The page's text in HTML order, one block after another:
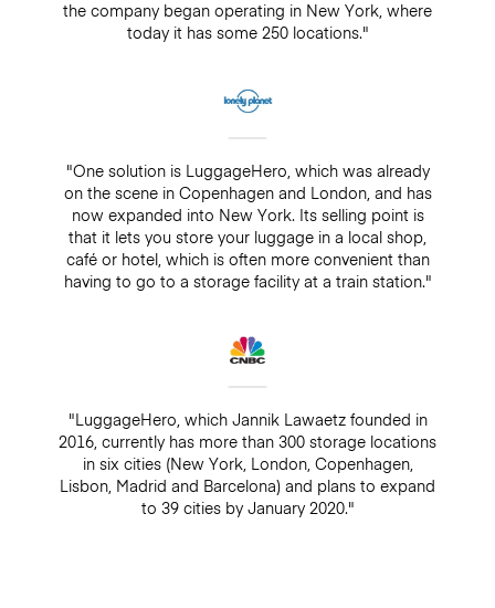
the company began operating in New York, where
today it has some 250 locations."
"One solution is LuggageHero, which was already
on the scene in Copenhagen and London, and has
now expanded into New York. Its selling point is
that it lets you store your luggage in a local shop,
café or hotel, which is often more convenient than
having to go to a storage facility at a train station."
"LuggageHero, which Jannik Lawaetz founded in
2016, currently has more than 300 storage locations
in six cities (New York, London, Copenhagen,
Lisbon, Madrid and Barcelona) and plans to expand
to 39 cities by January 2020."